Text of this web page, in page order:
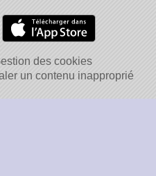
des cookies
un contenu inapproprié